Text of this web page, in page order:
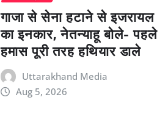
गाजा से सेना हटाने से इजरायल
का इनकार, नेतन्याहू बोले- पहले
हमास पूरी तरह हथियार डाले
Uttarakhand Media
Aug 5, 2026